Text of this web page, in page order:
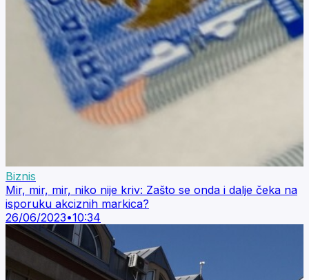
Biznis
Mir, mir, mir, niko nije kriv: Zašto se onda i dalje čeka na
isporuku akciznih markica?
26/06/2023•10:34